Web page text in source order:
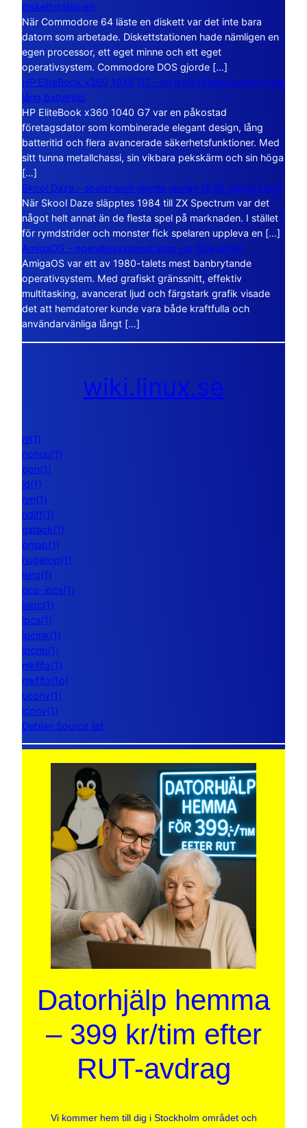
diskettstationen
När Commodore 64 läste en diskett var det inte bara
datorn som arbetade. Diskettstationen hade nämligen en
egen processor, ett eget minne och ett eget
operativsystem. Commodore DOS gjorde […]
HP EliteBook x360 1040 G7 – en lyxig företagsdator med
lång batteritid
HP EliteBook x360 1040 G7 var en påkostad
företagsdator som kombinerade elegant design, lång
batteritid och flera avancerade säkerhetsfunktioner. Med
sitt tunna metallchassi, sin vikbara pekskärm och sin höga
[…]
Skool Daze – spelet som gjorde skolan till ett öppet kaos
När Skool Daze släpptes 1984 till ZX Spectrum var det
något helt annat än de flesta spel på marknaden. I stället
för rymdstrider och monster fick spelaren uppleva en […]
AmigaOS – operativsystemet som var före sin tid
AmigaOS var ett av 1980-talets mest banbrytande
operativsystem. Med grafiskt gränssnitt, effektiv
multitasking, avancerat ljud och färgstark grafik visade
det att hemdatorer kunde vara både kraftfulla och
användarvänliga långt […]
wiki.linux.se
nl(1)
nohup(1)
pon(1)
ld(1)
nm(1)
ndiff(1)
gstack(1)
pmap(1)
hugetop(1)
lsirq(1)
pcp-ipcs(1)
lsipc(1)
ipcs(1)
ipcmk(1)
ipcrm(1)
mkfifo(1)
mkfifo(1p)
uconv(1)
iconv(1)
Debian Source list
Datorhjälp hemma
– 399 kr/tim efter
RUT-avdrag
Vi kommer hem till dig i Stockholm området och